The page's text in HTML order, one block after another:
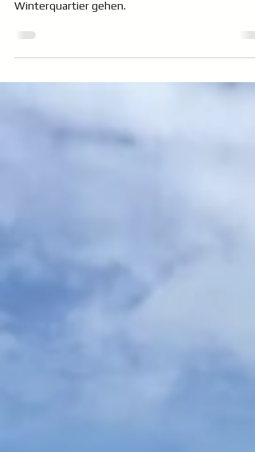
Und bereits ist es wieder Zeit für Winterpneu am
Winterquartier gehen.